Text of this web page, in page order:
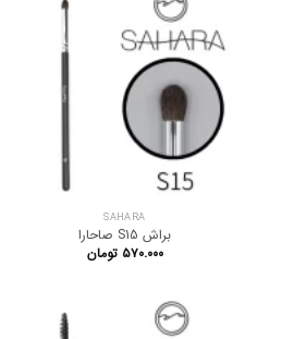
SAHARA
براش S15 صاحارا
۵۷۰.۰۰۰ تومان